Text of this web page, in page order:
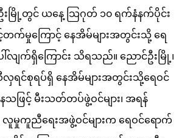
ဦးမြို့တွင် ယနေ့ သြဂုတ် ၁၀ ရက်နံနက်ပိုင်း
တက်မှုကြောင့် နေအိမ်များအတွင်းသို့ ရေ
ေါ်လျက်ရှိကြောင်း သိရသည်။ ညောင်ဦးမြို့၊
င်စုရပ်ရှိ နေအိမ်များအတွင်းသို့ရေဝင်
ေသဖြင့် မီးသတ်တပ်ဖွဲ့ဝင်များ၊ အရန်
လူမှုကူညီရေးအဖွဲ့ဝင်များက ရေဝင်ရောက်